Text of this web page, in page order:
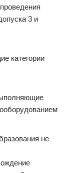
3 и
категории
не